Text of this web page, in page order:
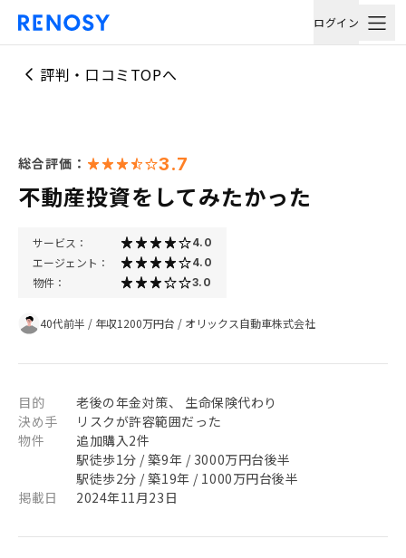
ログイン
評判・口コミTOPへ
総合評価： 3.7
不動産投資をしてみたかった
サービス： 4.0
エージェント： 4.0
物件： 3.0
40代前半 / 年収1200万円台 / オリックス自動車株式会社
目的
老後の年金対策、 生命保険代わり
決め手
リスクが許容範囲だった
物件
追加購入2件
駅徒歩1分 / 築9年 / 3000万円台後半
駅徒歩2分 / 築19年 / 1000万円台後半
掲載日
2024年11月23日